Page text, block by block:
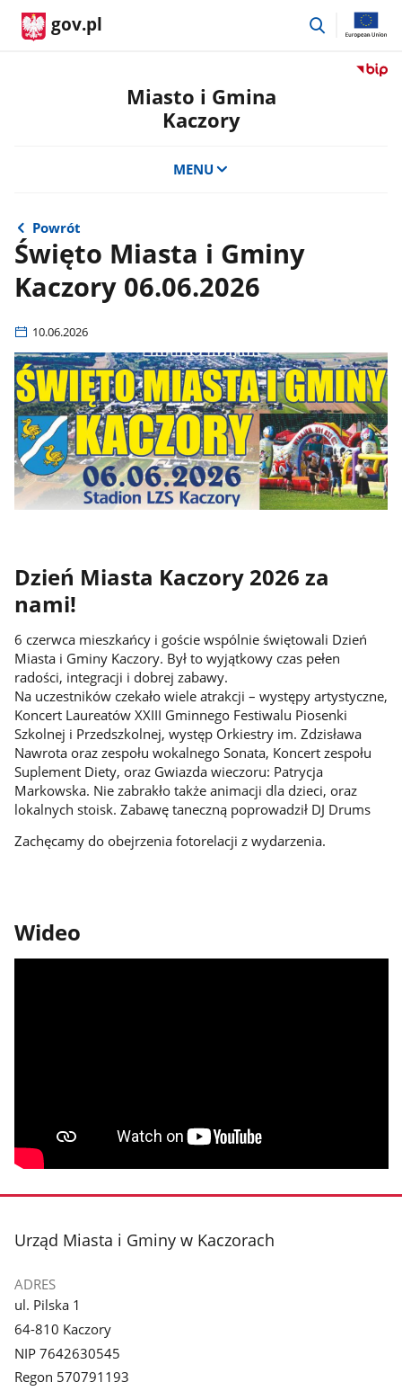
gov.pl
przejdź
Przejdź
Miasto i Gmina
Kaczory
MENU
Powrót
Święto Miasta i Gminy
Kaczory 06.06.2026
10.06.2026
Dzień Miasta Kaczory 2026 za
nami!
6 czerwca mieszkańcy i goście wspólnie świętowali Dzień
Miasta i Gminy Kaczory. Był to wyjątkowy czas pełen
radości, integracji i dobrej zabawy.
Na uczestników czekało wiele atrakcji – występy artystyczne,
Koncert Laureatów XXIII Gminnego Festiwalu Piosenki
Szkolnej i Przedszkolnej, występ Orkiestry im. Zdzisława
Nawrota oraz zespołu wokalnego Sonata, Koncert zespołu
Suplement Diety, oraz Gwiazda wieczoru: Patrycja
Markowska. Nie zabrakło także animacji dla dzieci, oraz
lokalnych stoisk. Zabawę taneczną poprowadził DJ Drums
Zachęcamy do obejrzenia fotorelacji z wydarzenia.
Wideo
stopka
Urząd Miasta i Gminy w Kaczorach
ADRES
ul. Pilska 1
64-810 Kaczory
NIP 7642630545
Regon 570791193